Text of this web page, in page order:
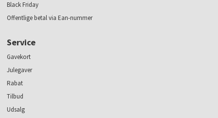
Black Friday
Offentlige betal via Ean-nummer
Service
Gavekort
Julegaver
Rabat
Tilbud
Udsalg